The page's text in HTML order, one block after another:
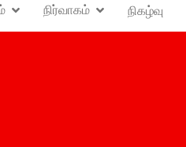
நிர்வாகம் நிகழ்வு